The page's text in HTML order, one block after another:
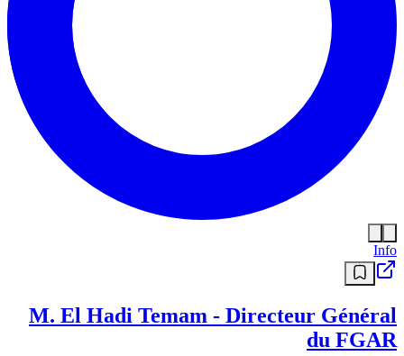
Info
M. El Hadi Temam - Directeur Général
du FGAR